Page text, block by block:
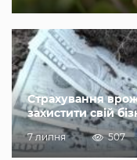
Страхування
захистити свій
7 липня 507